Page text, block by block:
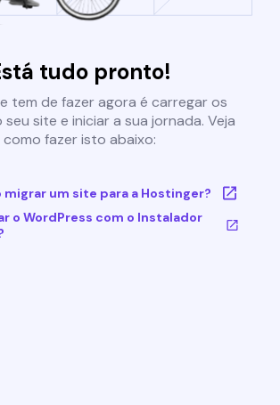
tudo pronto!
tem de fazer agora é carregar os
site e iniciar a sua jornada. Veja
como fazer isto abaixo:
migrar um site para a Hostinger?
o WordPress com o Instalador